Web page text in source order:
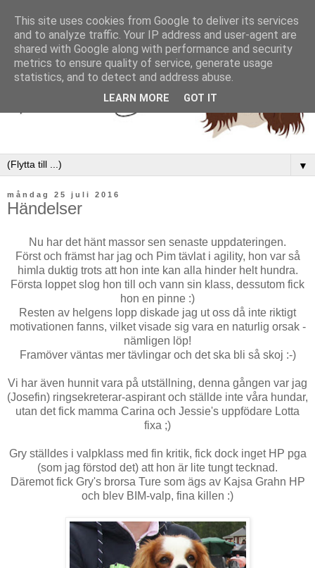
▼
måndag 25 juli 2016
Händelser
Nu har det hänt massor sen senaste uppdateringen.
Först och främst har jag och Pim tävlat i agility, hon var så
himla duktig trots att hon inte kan alla hinder helt hundra.
Första loppet slog hon till och vann sin klass, dessutom fick
hon en pinne :)
Resten av helgens lopp diskade jag ut oss då inte riktigt
motivationen fanns, vilket visade sig vara en naturlig orsak -
nämligen löp!
Framöver väntas mer tävlingar och det ska bli så skoj :-)
Vi har även hunnit vara på utställning, denna gången var jag
(Josefin) ringsekreterar-aspirant och ställde inte våra hundar,
utan det fick mamma Carina och Jessie's uppfödare Lotta
fixa ;)
Gry ställdes i valpklass med fin kritik, fick dock inget HP pga
(som jag förstod det) att hon är lite tungt tecknad.
Däremot fick Gry's brorsa Ture som ägs av Kajsa Grahn HP
och blev BIM-valp, fina killen :)
This site uses cookies from Google to deliver its services
and to analyze traffic. Your IP address and user-agent are
shared with Google along with performance and security
metrics to ensure quality of service, generate usage
statistics, and to detect and address abuse.
LEARN MORE GOT IT